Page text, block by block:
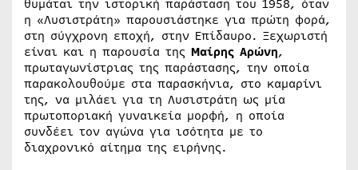
θυμάται την ιστορική παράσταση του 1958, όταν
η «Λυσιστράτη» παρουσιάστηκε για πρώτη φορά,
στη σύγχρονη εποχή, στην Επίδαυρο. Ξεχωριστή
είναι και η παρουσία της Μαίρης Αρώνη,
πρωταγωνίστριας της παράστασης, την οποία
παρακολουθούμε στα παρασκήνια, στο καμαρίνι
της, να μιλάει για τη Λυσιστράτη ως μία
πρωτοποριακή γυναικεία μορφή, η οποία
συνδέει τον αγώνα για ισότητα με το
διαχρονικό αίτημα της ειρήνης.